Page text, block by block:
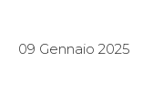
09 Gennaio 2025